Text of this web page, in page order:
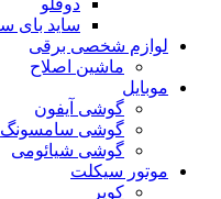
ساید بای
لوازم شخصی برقی
ماشین اصلاح
موبایل
گوشی آیفون
گوشی سامسونگ
گوشی شیائومی
موتور سیکلت
کویر